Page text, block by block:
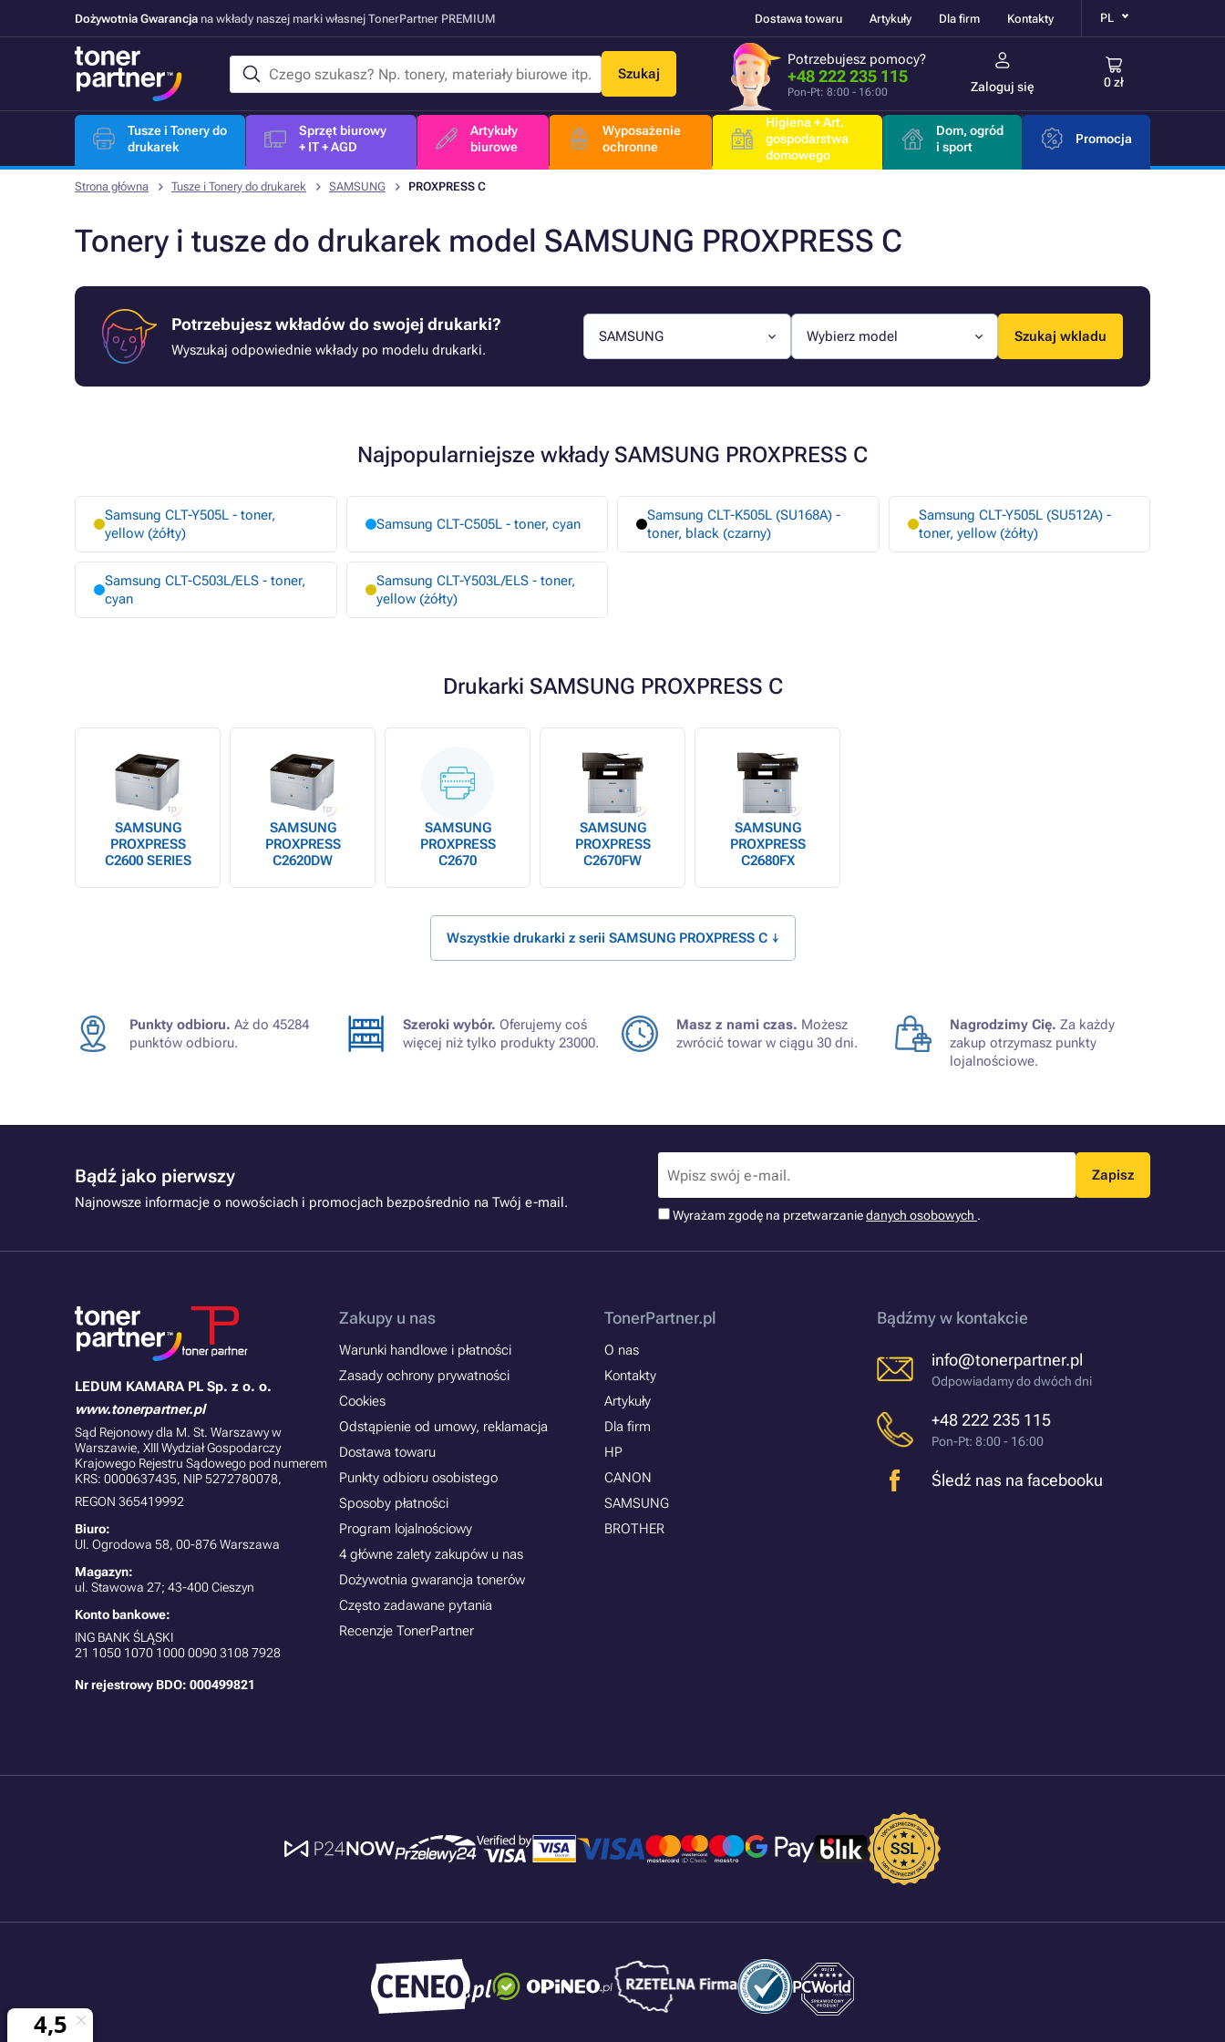
Dożywotnia Gwarancja na wkłady naszej marki własnej TonerPartner PREMIUM Dostawa towaru Artykuły Dla firm Kontakty PL
Szukaj
Potrzebujesz pomocy?
+48 222 235 115
Pon-Pt: 8:00 - 16:00 Zaloguj się 0 zł
Tusze i Tonery do
drukarek
Sprzęt biurowy
+ IT + AGD
Artykuły
biurowe
Wyposażenie
ochronne
Higiena + Art.
gospodarstwa
domowego
Dom, ogród
i sport
Promocja
Strona główna Tusze i Tonery do drukarek SAMSUNG PROXPRESS C
Tonery i tusze do drukarek model SAMSUNG PROXPRESS C
Potrzebujesz wkładów do swojej drukarki?
Wyszukaj odpowiednie wkłady po modelu drukarki.
SAMSUNG Wybierz model Szukaj wkladu
Najpopularniejsze wkłady SAMSUNG PROXPRESS C
Samsung CLT-Y505L - toner,
yellow (żółty)
Samsung CLT-C505L - toner, cyan
Samsung CLT-K505L (SU168A) -
toner, black (czarny)
Samsung CLT-Y505L (SU512A) -
toner, yellow (żółty)
Samsung CLT-C503L/ELS - toner,
cyan
Samsung CLT-Y503L/ELS - toner,
yellow (żółty)
Drukarki SAMSUNG PROXPRESS C
SAMSUNG
PROXPRESS
C2600 SERIES
SAMSUNG
PROXPRESS
C2620DW
SAMSUNG
PROXPRESS
C2670
SAMSUNG
PROXPRESS
C2670FW
SAMSUNG
PROXPRESS
C2680FX
Wszystkie drukarki z serii SAMSUNG PROXPRESS C ↓
Punkty odbioru. Aż do 45284
punktów odbioru.
Szeroki wybór. Oferujemy coś
więcej niż tylko produkty 23000.
Masz z nami czas. Możesz
zwrócić towar w ciągu 30 dni.
Nagrodzimy Cię. Za każdy
zakup otrzymasz punkty
lojalnościowe.
Bądź jako pierwszy
Najnowsze informacje o nowościach i promocjach bezpośrednio na Twój e-mail.
Zapisz
Wyrażam zgodę na przetwarzaniedanych osobowych .
LEDUM KAMARA PL Sp. z o. o.
www.tonerpartner.pl
Sąd Rejonowy dla M. St. Warszawy w
Warszawie, XIII Wydział Gospodarczy
Krajowego Rejestru Sądowego pod numerem
KRS: 0000637435, NIP 5272780078,
REGON 365419992
Biuro:
Ul. Ogrodowa 58, 00-876 Warszawa
Magazyn:
ul. Stawowa 27; 43-400 Cieszyn
Konto bankowe:
ING BANK ŚLĄSKI
21 1050 1070 1000 0090 3108 7928
Nr rejestrowy BDO: 000499821
Zakupy u nas
Warunki handlowe i płatności
Zasady ochrony prywatności
Cookies
Odstąpienie od umowy, reklamacja
Dostawa towaru
Punkty odbioru osobistego
Sposoby płatności
Program lojalnościowy
4 główne zalety zakupów u nas
Dożywotnia gwarancja tonerów
Często zadawane pytania
Recenzje TonerPartner
TonerPartner.pl
O nas
Kontakty
Artykuły
Dla firm
HP
CANON
SAMSUNG
BROTHER
Bądźmy w kontakcie
info@tonerpartner.pl
Odpowiadamy do dwóch dni
+48 222 235 115
Pon-Pt: 8:00 - 16:00
Śledź nas na facebooku